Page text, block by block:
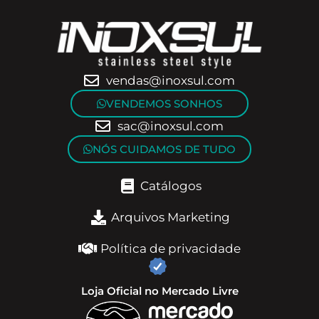
vendas@inoxsul.com
VENDEMOS SONHOS
sac@inoxsul.com
NÓS CUIDAMOS DE TUDO
Catálogos
Arquivos Marketing
Política de privacidade
Loja Oficial no Mercado Livre